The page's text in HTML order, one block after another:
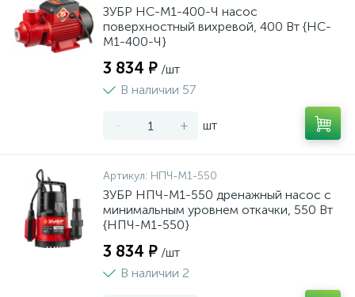
ЗУБР НС-М1-400-Ч насос
поверхностный вихревой, 400 Вт {НС-
М1-400-Ч}
3 834 ₽ /шт
В наличии 57
- + шт
Артикул: НПЧ-М1-550
ЗУБР НПЧ-М1-550 дренажный насос с
минимальным уровнем откачки, 550 Вт
{НПЧ-М1-550}
3 834 ₽ /шт
В наличии 2